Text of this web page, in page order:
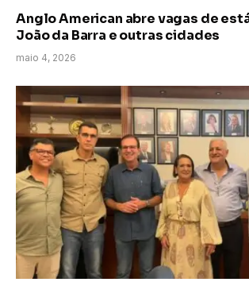
Anglo American abre vagas de
João da Barra e outras cidades
maio 4, 2026